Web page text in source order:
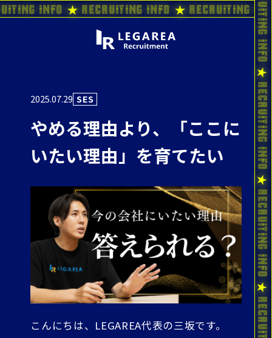
2025.07.29 SES
やめる理由より、「ここに
いたい理由」を育てたい
こんにちは、LEGAREA代表の三坂です。
Info ★ Recruiting Info ★ Recruiting